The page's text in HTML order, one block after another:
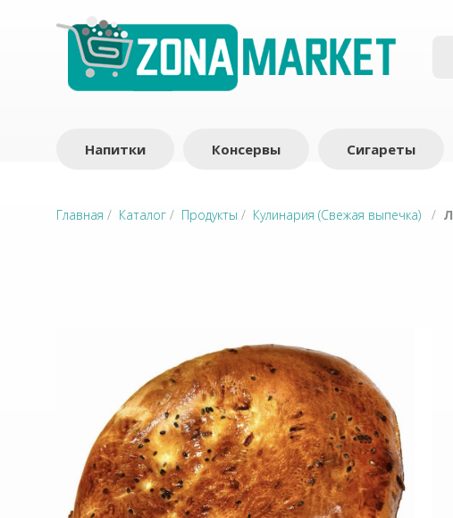
Напитки Консервы Сигареты
Главная / Каталог / Продукты / Кулинария (Свежая выпечка) /